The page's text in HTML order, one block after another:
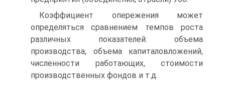
Коэффициент опережения может
определяться сравнением темпов роста
различных показателей: объема
производства, объема капиталовложений,
численности работающих, стоимости
производственных фондов и т.д.